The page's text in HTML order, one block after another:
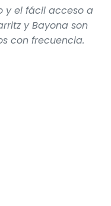
y el fácil acceso a
y Bayona son
con frecuencia.